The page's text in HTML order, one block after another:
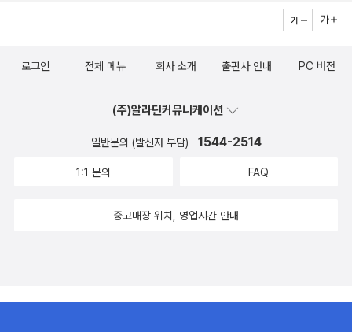
로그인 전체 메뉴 회사 소개 출판사 안내 PC 버전
(주)알라딘커뮤니케이션
일반문의 (발신자 부담) 1544-2514
1:1 문의 FAQ
중고매장 위치, 영업시간 안내